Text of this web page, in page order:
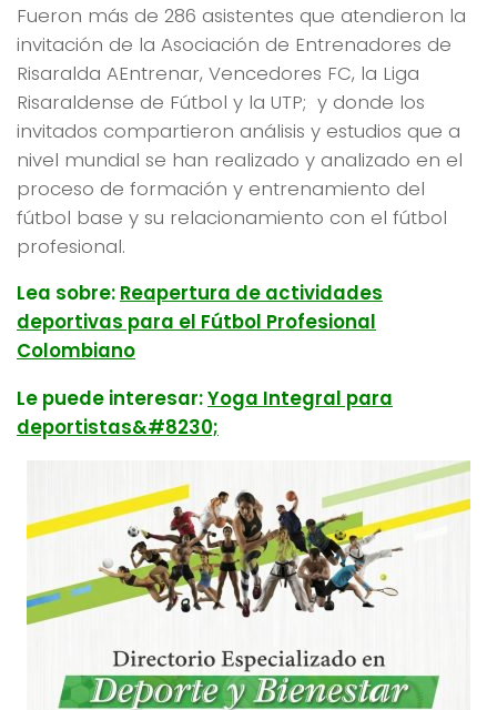
Fueron más de 286 asistentes que atendieron la
invitación de la Asociación de Entrenadores de
Risaralda AEntrenar, Vencedores FC, la Liga
Risaraldense de Fútbol y la UTP; y donde los
invitados compartieron análisis y estudios que a
nivel mundial se han realizado y analizado en el
proceso de formación y entrenamiento del
fútbol base y su relacionamiento con el fútbol
profesional.
Lea sobre: Reapertura de actividades
deportivas para el Fútbol Profesional
Colombiano
Le puede interesar:Yoga Integral para
deportistas&#8230;